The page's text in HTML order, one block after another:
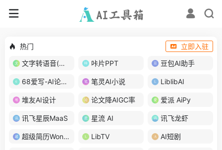
热门
立即入驻
文字转语音(琅琅配音)
咔片PPT 豆包AI助手
68爱写-AI论文写作 笔灵AI小说 LiblibAI
堆友AI设计 论文降AIGC率 爱派 AiPy
讯飞星辰MaaS 星流 AI 讯飞龙虾
超级简历WonderCV LibTV AI短剧